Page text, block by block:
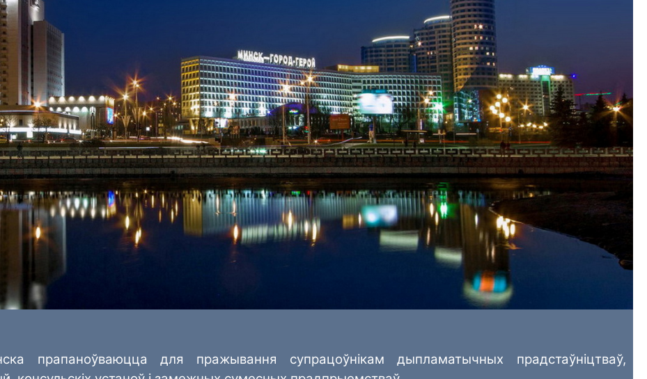
прапаноўваюцца для пражывання супрацоўнікам дыпламатычных прадстаўніцтваў,